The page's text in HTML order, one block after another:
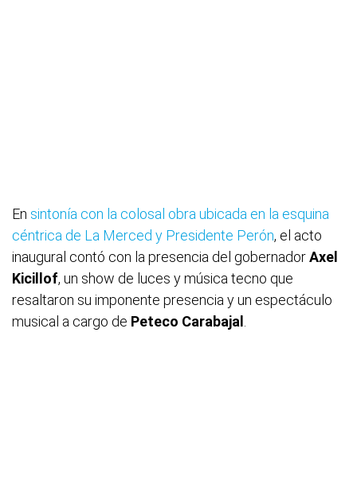
En sintonía con la colosal obra ubicada en la esquina
céntrica de La Merced y Presidente Perón, el acto
inaugural contó con la presencia del gobernadorAxel
Kicillof, un show de luces y música tecno que
resaltaron su imponente presencia y un espectáculo
musical a cargo de Peteco Carabajal